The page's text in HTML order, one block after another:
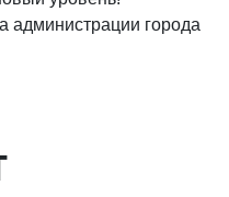
администрации города